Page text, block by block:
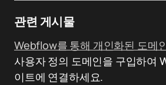
관련 게시물
Webflow를 통해 개인화된 도메
사용자 정의 도메인을 구입하여
이트에 연결하세요.